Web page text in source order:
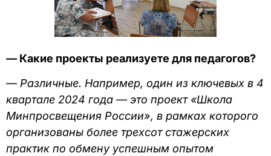
— Какие проекты реализуете для педагогов?
— Различные. Например, один из ключевых в 4
квартале 2024 года — это проект «Школа
Минпросвещения России», в рамках которого
организованы более трехсот стажерских
практик по обмену успешным опытом